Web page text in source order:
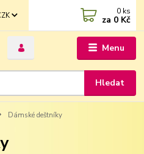
Menu
Hledat
0 ks
za 0 Kč
Dámské deštníky